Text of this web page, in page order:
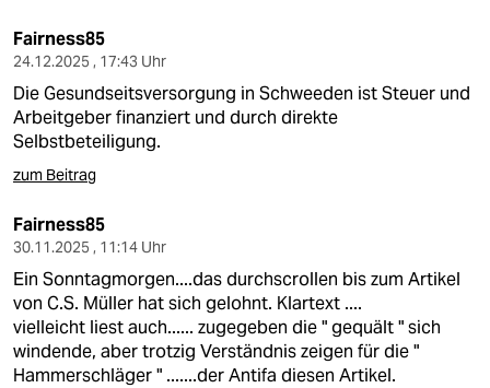
Fairness85
24.12.2025 , 17:43 Uhr
Die Gesundseitsversorgung in Schweeden ist Steuer und
Arbeitgeber finanziert und durch direkte
Selbstbeteiligung.
zum Beitrag
Fairness85
30.11.2025 , 11:14 Uhr
Ein Sonntagmorgen....das durchscrollen bis zum Artikel
von C.S. Müller hat sich gelohnt. Klartext ....
vielleicht liest auch...... zugegeben die " gequält " sich
windende, aber trotzig Verständnis zeigen für die "
Hammerschläger " .......der Antifa diesen Artikel.